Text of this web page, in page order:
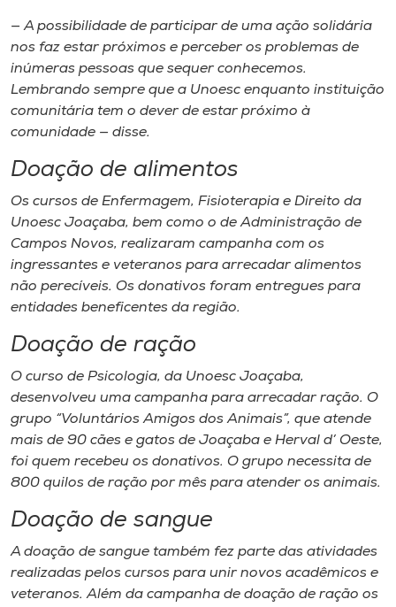
A+
— A possibilidade de participar de uma ação solidária
nos faz estar próximos e perceber os problemas de
inúmeras pessoas que sequer conhecemos.
Lembrando sempre que a Unoesc enquanto instituição
comunitária tem o dever de estar próximo à
comunidade — disse.
Doação de alimentos
Os cursos de Enfermagem, Fisioterapia e Direito da
Unoesc Joaçaba, bem como o de Administração de
Campos Novos, realizaram campanha com os
ingressantes e veteranos para arrecadar alimentos
não perecíveis. Os donativos foram entregues para
entidades beneficentes da região.
Doação de ração
O curso de Psicologia, da Unoesc Joaçaba,
desenvolveu uma campanha para arrecadar ração. O
grupo “Voluntários Amigos dos Animais”, que atende
mais de 90 cães e gatos de Joaçaba e Herval d’ Oeste,
foi quem recebeu os donativos. O grupo necessita de
800 quilos de ração por mês para atender os animais.
Doação de sangue
A doação de sangue também fez parte das atividades
realizadas pelos cursos para unir novos acadêmicos e
veteranos. Além da campanha de doação de ração os